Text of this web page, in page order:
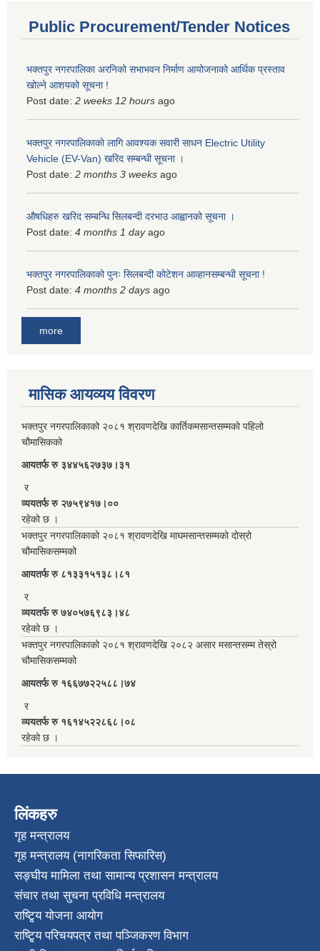
Public Procurement/Tender Notices
भक्तपुर नगरपालिका अरनिको सभाभवन निर्माण आयोजनाको आर्थिक प्रस्ताव
खोल्ने आशयको सूचना !
Post date: 2 weeks 12 hours ago
भक्तपुर नगरपालिकाकाे लागि आवश्यक सवारी साधन Electric Utility
Vehicle (EV-Van) खरिद सम्बन्धी सूचना ।
Post date: 2 months 3 weeks ago
औषधिहरु खरिद सम्बन्धि सिलबन्दी दरभाउ आह्वानको सूचना ।
Post date: 4 months 1 dayago
भक्तपुर नगरपालिकाको पुनः सिलबन्दी कोटेशन आव्हानसम्बन्धी सूचना !
Post date: 4 months 2 days ago
more
मासिक आयव्यय विवरण
भक्तपुर नगरपालिकाको २०८१ श्रावणदेखि कार्तिकमसान्तसम्मको पहिलो
चौमासिकको
आयतर्फ रु‌ ३४४५६२७३७।३१
र
व्ययतर्फ रु २७५९४१७।००
रहेको छ ।
भक्तपुर नगरपालिकाको २०८१ श्रावणदेखि माघमसान्तसम्मको दोस्रो
चौमासिकसम्मको
आयतर्फ रु‌ ८१३३१५१३८।८१
र
व्ययतर्फ रु ७४०५७६९८३।४८
रहेको छ ।
भक्तपुर नगरपालिकाको २०८१ श्रावणदेखि २०८२ असार मसान्तसम्म तेस्रो
चौमासिकसम्मको
आयतर्फ रु‌ १६६७७२२५८८।७४
र
व्ययतर्फ रु १६१४५२२८६८।०८
रहेको छ ।
लिंकहरु
गृह मन्त्रालय
गृह मन्त्रालय (नागरिकता सिफारिस)
सङ्घीय मामिला तथा सामान्य प्रशासन मन्त्रालय
संचार तथा सुचना प्रविधि मन्त्रालय
राष्टि्ृय योजना आयोग
राष्टि्ृय परिचयपत्र तथा पञ्जिकरण विभाग